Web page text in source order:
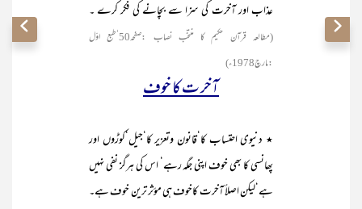
عذاب اور آخرت کی سزا سے بچانے کی فکر کرے ۔
(مطالعہ قرآن حکیم کا منتخب نصاب :صفحہ50‘طبع اوّل
:مارچ1978ء)
آخر ت کا خوف
٭ دنیوی احتساب کا‘قانون وتعزیر کا‘جیل‘کوڑوں اور
پھانسی کا بھی خوف اپنی جگہ رہے‘ اس کی ہرگز نفی نہیں
ہے‘لیکن اصلاً آخرت کاخوف ہی مؤثر ترین خوف ہے۔